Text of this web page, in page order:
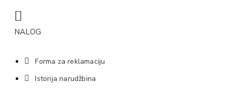
NALOG
Forma za reklamaciju
Istorija narudžbina